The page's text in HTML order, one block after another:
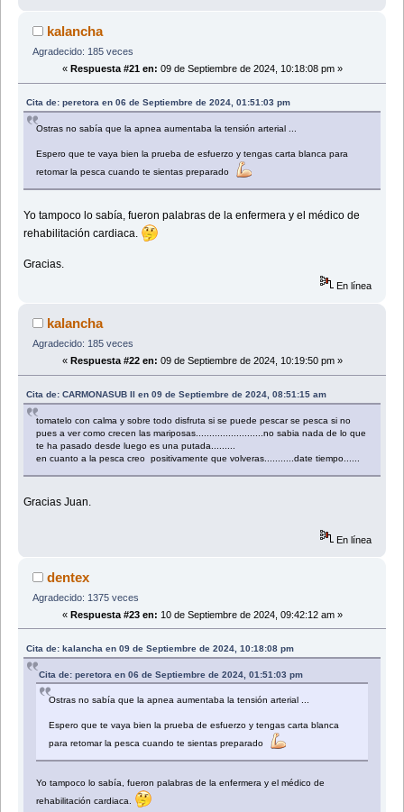
kalancha
Agradecido: 185 veces
« Respuesta #21 en: 09 de Septiembre de 2024, 10:18:08 pm »
Cita de: peretora en 06 de Septiembre de 2024, 01:51:03 pm
Ostras no sabía que la apnea aumentaba la tensión arterial ...
Espero que te vaya bien la prueba de esfuerzo y tengas carta blanca para
retomar la pesca cuando te sientas preparado
Yo tampoco lo sabía, fueron palabras de la enfermera y el médico de
rehabilitación cardiaca.
Gracias.
En línea
kalancha
Agradecido: 185 veces
« Respuesta #22 en: 09 de Septiembre de 2024, 10:19:50 pm »
Cita de: CARMONASUB II en 09 de Septiembre de 2024, 08:51:15 am
tomatelo con calma y sobre todo disfruta si se puede pescar se pesca si no
pues a ver como crecen las mariposas.........................no sabia nada de lo que
te ha pasado desde luego es una putada.........
en cuanto a la pesca creo positivamente que volveras...........date tiempo......
Gracias Juan.
En línea
dentex
Agradecido: 1375 veces
« Respuesta #23 en: 10 de Septiembre de 2024, 09:42:12 am »
Cita de: kalancha en 09 de Septiembre de 2024, 10:18:08 pm
Cita de: peretora en 06 de Septiembre de 2024, 01:51:03 pm
Ostras no sabía que la apnea aumentaba la tensión arterial ...
Espero que te vaya bien la prueba de esfuerzo y tengas carta blanca
para retomar la pesca cuando te sientas preparado
Yo tampoco lo sabía, fueron palabras de la enfermera y el médico de
rehabilitación cardiaca.